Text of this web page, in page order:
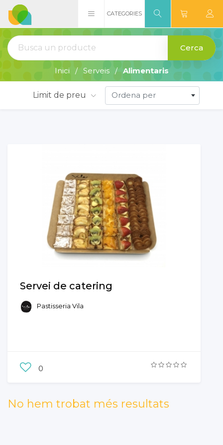
CATEGORIES
Cerca
Inici Serveis Alimentaris
Limit de preu Ordena per
Servei de catering
Pastisseria Vila
0
No hem trobat més resultats